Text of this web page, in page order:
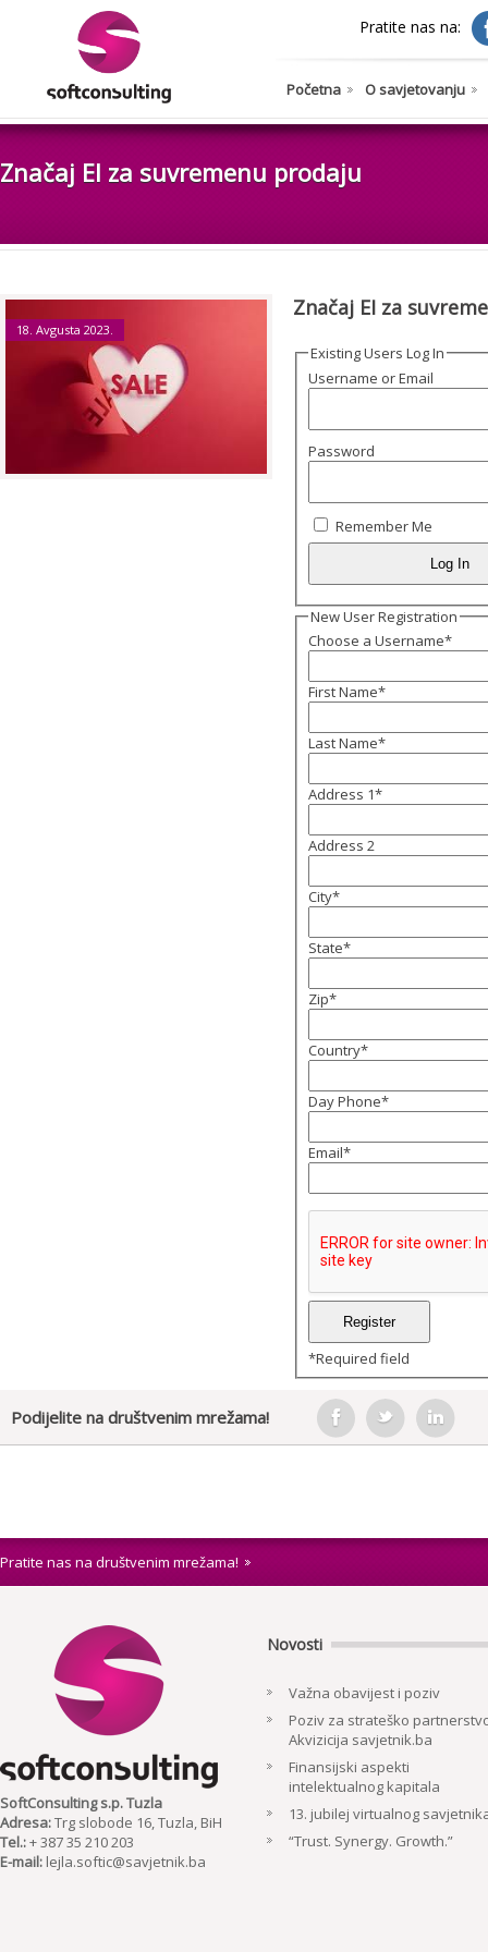
Pratite nas na:
Početna O savjetovanju
Značaj EI za suvremenu prodaju
18. Avgusta 2023.
Značaj EI za
Existing Users Log In
Username or Email
Password
Remember Me
New User Registration
Choose a Username*
First Name*
Last Name*
Address 1*
Address 2
City*
State*
Zip*
Country*
Day Phone*
Email*
*Required field
Podijelite na društvenim mrežama!
Pratite nas na društvenim mrežama!
SoftConsulting s.p. Tuzla
Adresa:Trg slobode 16, Tuzla, BiH
Tel.:+ 387 35 210 203
E-mail: lejla.softic@savjetnik.ba
Novosti
Važna obavijest i poziv
Poziv za strateško
Akvizicija savjetnik.ba
Finansijski aspekti
intelektualnog kapitala
13. jubilej virtualnog
“Trust. Synergy. Growth.”